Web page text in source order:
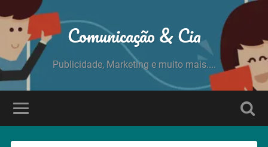
Comunicação & Cia
Publicidade, Marketing e muito mais....